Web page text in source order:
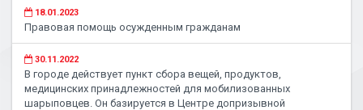
18.01.2023
Правовая помощь осужденным гражданам
30.11.2022
В городе действует пункт сбора вещей, продуктов,
медицинских принадлежностей для мобилизованных
шарыповцев. Он базируется в Центре допризывной